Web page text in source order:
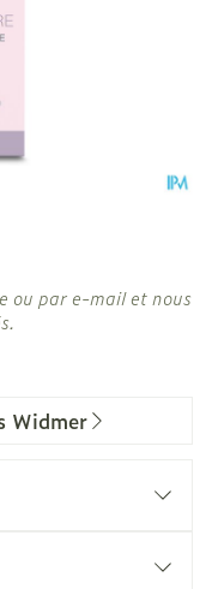
ou par e-mail et nous
Widmer